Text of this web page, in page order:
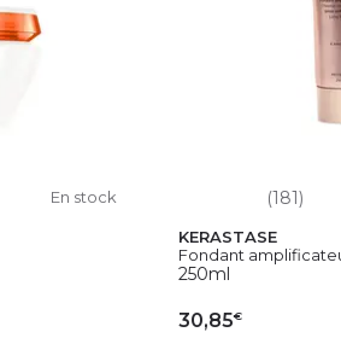
En stock (181)
KERASTASE
Fondant
250ml
30,85€